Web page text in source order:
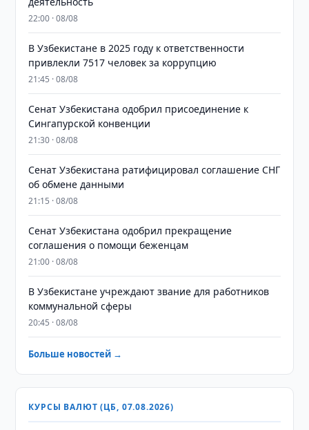
22:00 · 08/08
В Узбекистане в 2025 году к ответственности
привлекли 7517 человек за коррупцию
21:45 · 08/08
Сенат Узбекистана одобрил присоединение к
Сингапурской конвенции
21:30 · 08/08
Сенат Узбекистана ратифицировал соглашение СНГ
об обмене данными
21:15 · 08/08
Сенат Узбекистана одобрил прекращение
соглашения о помощи беженцам
21:00 · 08/08
В Узбекистане учреждают звание для работников
коммунальной сферы
20:45 · 08/08
Больше новостей →
КУРСЫ ВАЛЮТ (ЦБ, 07.08.2026)